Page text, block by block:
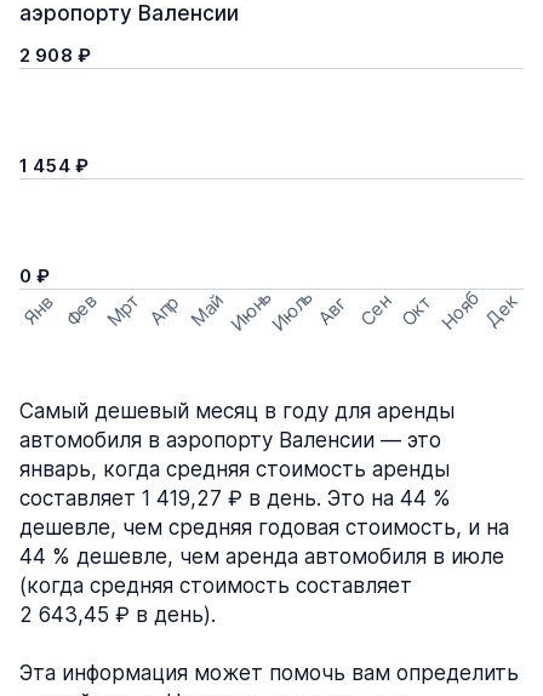
аэропорту Валенсии
2 908 ₽
1 454 ₽
0 ₽
Янв Фев Мрт Апр МайИюньИюльАвг Сен Окт НоябДек
Самый дешевый месяц в году для аренды
автомобиля в аэропорту Валенсии — это
январь, когда средняя стоимость аренды
составляет 1 419,27 ₽ в день. Это на 44 %
дешевле, чем средняя годовая стоимость, и на
44 % дешевле, чем аренда автомобиля в июле
(когда средняя стоимость составляет
2 643,45 ₽ в день).
Эта информация может помочь вам определить